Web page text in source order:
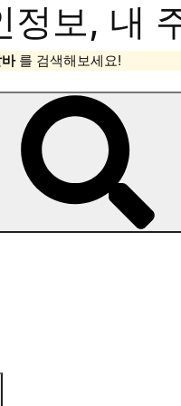
정보, 내
를 검색해보세요!